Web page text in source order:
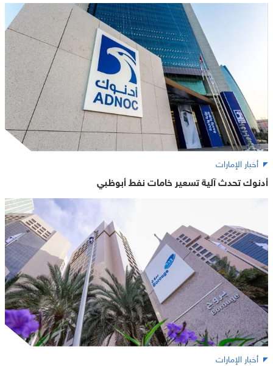
أخبار الإمارات
أدنوك تحدث آلية تسعير خامات نفط أبوظبي
أخبار الإمارات